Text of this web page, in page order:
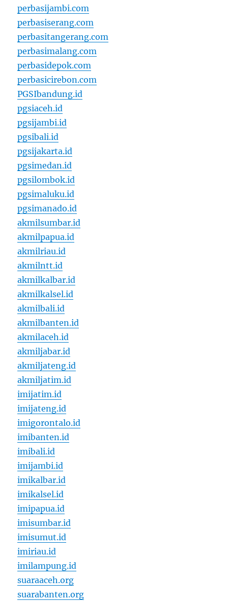
perbasijambi.com
perbasiserang.com
perbasitangerang.com
perbasimalang.com
perbasidepok.com
perbasicirebon.com
PGSIbandung.id
pgsiaceh.id
pgsijambi.id
pgsibali.id
pgsijakarta.id
pgsimedan.id
pgsilombok.id
pgsimaluku.id
pgsimanado.id
akmilsumbar.id
akmilpapua.id
akmilriau.id
akmilntt.id
akmilkalbar.id
akmilkalsel.id
akmilbali.id
akmilbanten.id
akmilaceh.id
akmiljabar.id
akmiljateng.id
akmiljatim.id
imijatim.id
imijateng.id
imigorontalo.id
imibanten.id
imibali.id
imijambi.id
imikalbar.id
imikalsel.id
imipapua.id
imisumbar.id
imisumut.id
imiriau.id
imilampung.id
suaraaceh.org
suarabanten.org